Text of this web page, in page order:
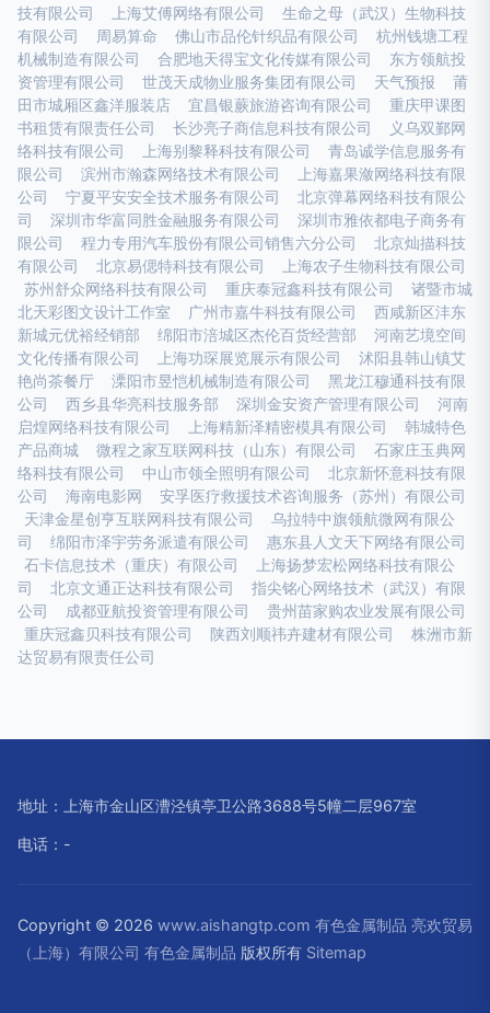
技有限公司
上海艾傅网络有限公司
生命之母（武汉）生物科技
有限公司
周易算命 佛山市品伦针织品有限公司
杭州钱塘工程
机械制造有限公司
合肥地天得宝文化传媒有限公司
东方领航投
资管理有限公司
世茂天成物业服务集团有限公司 天气预报
莆
田市城厢区鑫洋服装店
宜昌银蕨旅游咨询有限公司
重庆甲课图
书租赁有限责任公司
长沙亮子商信息科技有限公司
义乌双鄞网
络科技有限公司
上海别黎释科技有限公司
青岛诚学信息服务有
限公司
滨州市瀚森网络技术有限公司
上海嘉果潋网络科技有限
公司
宁夏平安安全技术服务有限公司
北京弹幕网络科技有限公
司
深圳市华富同胜金融服务有限公司
深圳市雅依都电子商务有
限公司
程力专用汽车股份有限公司销售六分公司
北京灿描科技
有限公司
北京易偲特科技有限公司
上海农子生物科技有限公司
苏州舒众网络科技有限公司
重庆泰冠鑫科技有限公司
诸暨市城
北天彩图文设计工作室
广州市嘉牛科技有限公司
西咸新区沣东
新城元优裕经销部
绵阳市涪城区杰伦百货经营部
河南艺境空间
文化传播有限公司
上海功琛展览展示有限公司
沭阳县韩山镇艾
艳尚茶餐厅
溧阳市昱恺机械制造有限公司
黑龙江穆通科技有限
公司
西乡县华亮科技服务部 深圳金安资产管理有限公司
河南
启煌网络科技有限公司
上海精新泽精密模具有限公司
韩城特色
产品商城
微程之家互联网科技（山东）有限公司
石家庄玉典网
络科技有限公司
中山市领全照明有限公司
北京新怀意科技有限
公司
海南电影网
安孚医疗救援技术咨询服务（苏州）有限公司
天津金星创亨互联网科技有限公司
乌拉特中旗领航微网有限公
司
绵阳市泽宇劳务派遣有限公司
惠东县人文天下网络有限公司
石卡信息技术（重庆）有限公司
上海扬梦宏松网络科技有限公
司
北京文通正达科技有限公司
指尖铭心网络技术（武汉）有限
公司
成都亚航投资管理有限公司
贵州苗家购农业发展有限公司
重庆冠鑫贝科技有限公司
陕西刘顺祎卉建材有限公司
株洲市新
达贸易有限责任公司
地址：上海市金山区漕泾镇亭卫公路3688号5幢二层967室
电话：-
Copyright © 2026 www.aishangtp.com 有色金属制品 亮欢贸易
（上海）有限公司 有色金属制品 版权所有 Sitemap